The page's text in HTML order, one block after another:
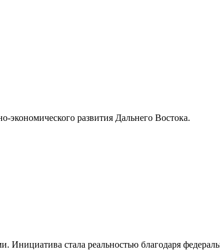
экономического развития Дальнего Востока.
Инициатива стала реальностью благодаря